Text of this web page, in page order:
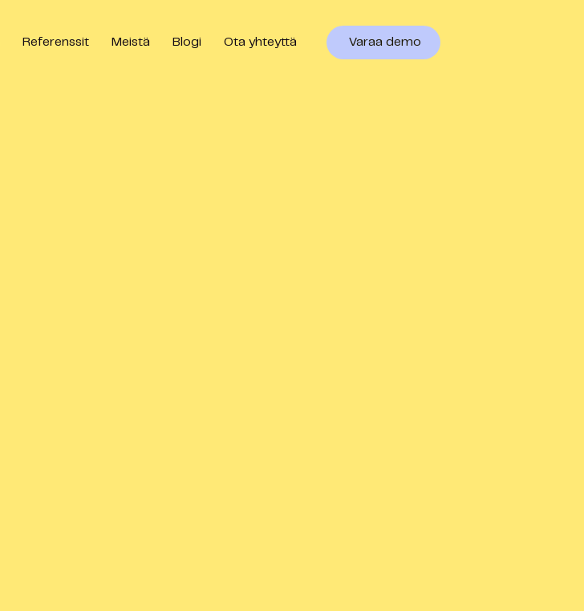
Referenssit Meistä Blogi Ota yhteyttä Varaa demo